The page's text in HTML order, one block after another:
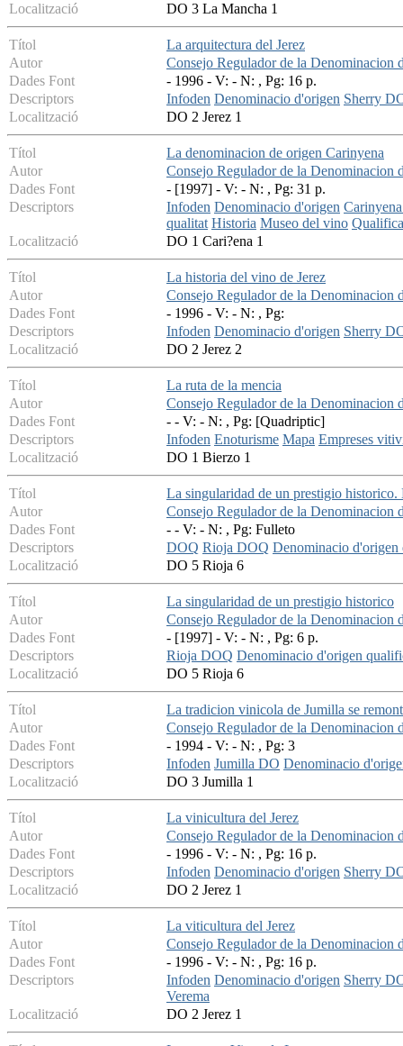
Localització
DO 3 La Mancha 1
Títol
La arquitectura del Jerez
Autor
Consejo Regulador de la Denominacion
Dades Font
- 1996 - V: - N: , Pg: 16 p.
Descriptors
Infoden Denominacio d'origen Sherry
Localització
DO 2 Jerez 1
Títol
La denominacion de origen Carinyena
Autor
Consejo Regulador de la Denominacion
Dades Font
- [1997] - V: - N: , Pg: 31 p.
Descriptors
Infoden Denominacio d'origen
qualitat Historia Museo del vino
Localització
DO 1 Cari?ena 1
Títol
La historia del vino de Jerez
Autor
Consejo Regulador de la Denominacion
Dades Font
- 1996 - V: - N: , Pg:
Descriptors
Infoden Denominacio d'origen Sherry
Localització
DO 2 Jerez 2
Títol
La ruta de la mencia
Autor
Consejo Regulador de la Denominacion
Dades Font
- - V: - N: , Pg: [Quadriptic]
Descriptors
Infoden Enoturisme Mapa Empreses
Localització
DO 1 Bierzo 1
Títol
La singularidad de un prestigio
Autor
Consejo Regulador de la Denominacion
Dades Font
- - V: - N: , Pg: Fulleto
Descriptors
DOQ Rioja DOQ Denominacio d'origen
Localització
DO 5 Rioja 6
Títol
La singularidad de un prestigio historico
Autor
Consejo Regulador de la Denominacion
Dades Font
- [1997] - V: - N: , Pg: 6 p.
Descriptors
Rioja DOQ Denominacio d'origen
Localització
DO 5 Rioja 6
Títol
La tradicion vinicola de Jumilla se
Autor
Consejo Regulador de la Denominacion
Dades Font
- 1994 - V: - N: , Pg: 3
Descriptors
Infoden Jumilla DO Denominacio
Localització
DO 3 Jumilla 1
Títol
La vinicultura del Jerez
Autor
Consejo Regulador de la Denominacion
Dades Font
- 1996 - V: - N: , Pg: 16 p.
Descriptors
Infoden Denominacio d'origen Sherry
Localització
DO 2 Jerez 1
Títol
La viticultura del Jerez
Autor
Consejo Regulador de la Denominacion
Dades Font
- 1996 - V: - N: , Pg: 16 p.
Descriptors
Infoden Denominacio d'origen Sherry
Verema
Localització
DO 2 Jerez 1